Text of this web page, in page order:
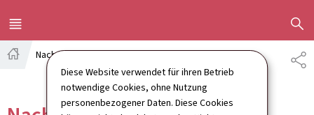
Diese Website verwendet für ihren Betrieb
notwendige Cookies, ohne Nutzung
personenbezogener Daten. Diese Cookies
MENÜ
HAUPT-
Startseite
Nachrichten